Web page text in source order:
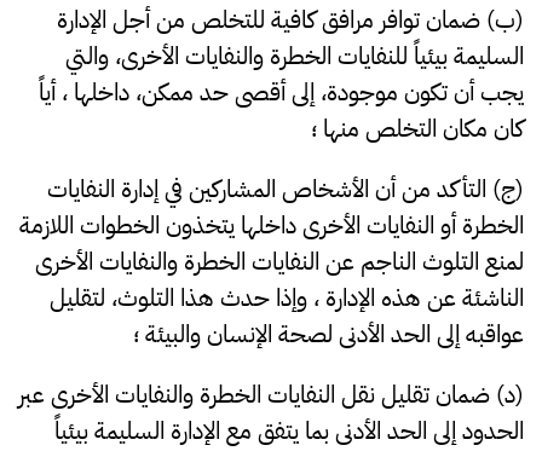
(ب) ضمان توافر مرافق كافية للتخلص من أجل الإدارة
السليمة بيئياً للنفايات الخطرة والنفايات الأخرى، والتي
يجب أن تكون موجودة، إلى أقصى حد ممكن، داخلها ، أياً
كان مكان التخلص منها ؛
(ج) التأكد من أن الأشخاص المشاركين في إدارة النفايات
الخطرة أو النفايات الأخرى داخلها يتخذون الخطوات اللازمة
لمنع التلوث الناجم عن النفايات الخطرة والنفايات الأخرى
الناشئة عن هذه الإدارة ، وإذا حدث هذا التلوث، لتقليل
عواقبه إلى الحد الأدنى لصحة الإنسان والبيئة ؛
(د) ضمان تقليل نقل النفايات الخطرة والنفايات الأخرى عبر
الحدود إلى الحد الأدنى بما يتفق مع الإدارة السليمة بيئياً